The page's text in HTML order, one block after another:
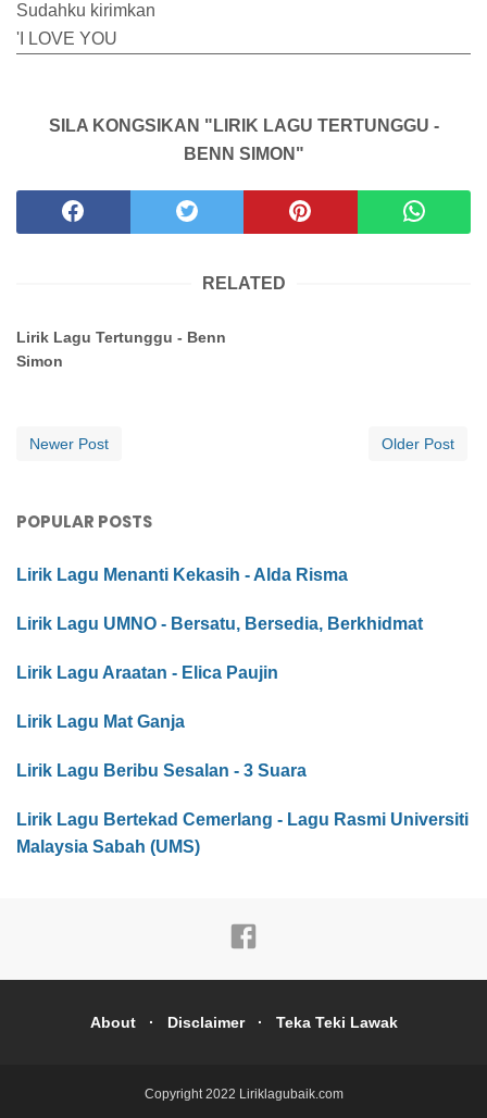
Sudahku kirimkan
'I LOVE YOU
SILA KONGSIKAN "LIRIK LAGU TERTUNGGU -
BENN SIMON"
RELATED
Lirik Lagu Tertunggu - Benn
Simon
Newer Post Older Post
POPULAR POSTS
Lirik Lagu Menanti Kekasih - Alda Risma
Lirik Lagu UMNO - Bersatu, Bersedia, Berkhidmat
Lirik Lagu Araatan - Elica Paujin
Lirik Lagu Mat Ganja
Lirik Lagu Beribu Sesalan - 3 Suara
Lirik Lagu Bertekad Cemerlang - Lagu Rasmi Universiti
Malaysia Sabah (UMS)
About Disclaimer Teka Teki Lawak
Copyright 2022 Liriklagubaik.com